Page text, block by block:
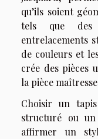
qu’ils soient
tels que des
entrelacements
de couleurs et
crée des pièces
la pièce
Choisir un
structuré ou un
affirmer un